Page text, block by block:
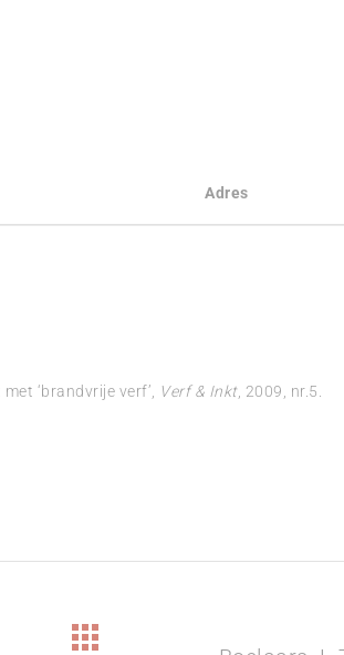
Adres
‘brandvrije verf’,
Verf & Inkt, 2009, nr.5.